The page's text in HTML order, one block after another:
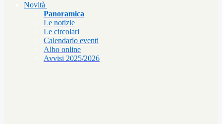
Novità
Panoramica
Le notizie
Le circolari
Calendario eventi
Albo online
Avvisi 2025/2026